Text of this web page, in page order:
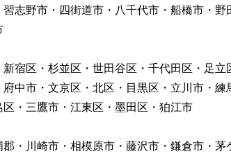
志野市・四街道市・八千代市・船橋市・
宿区・杉並区・世田谷区・千代田区・足立
中市・文京区・北区・目黒区・立川市・
・三鷹市・江東区・墨田区・狛江市
・川崎市・相模原市・藤沢市・鎌倉市・茅